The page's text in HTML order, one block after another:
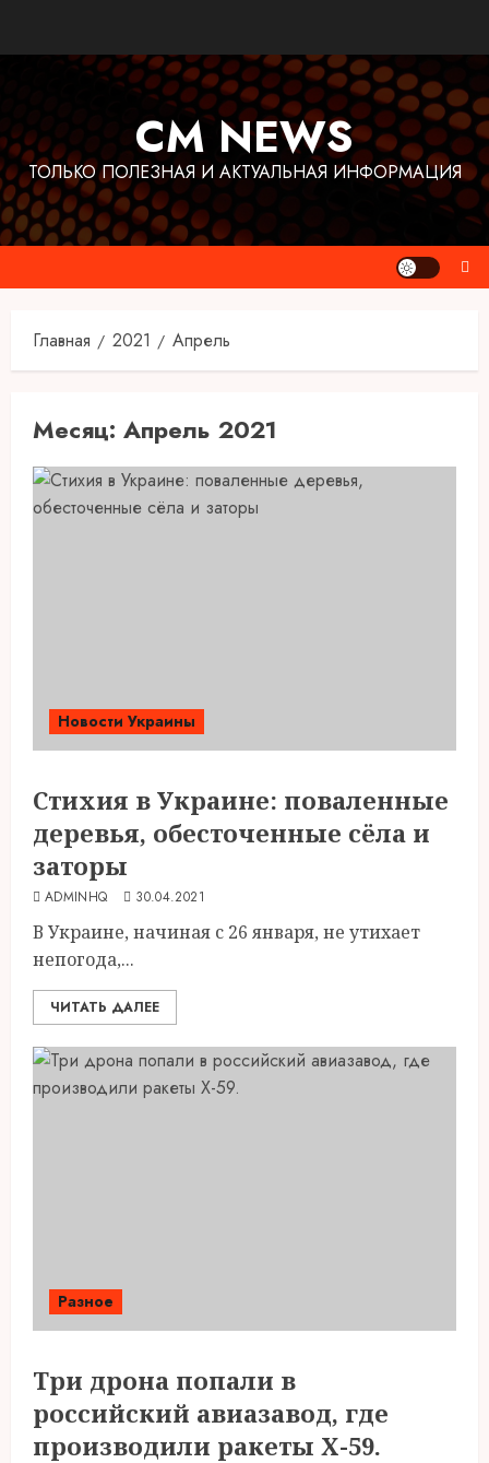
содержимому
CM NEWS
ТОЛЬКО ПОЛЕЗНАЯ И АКТУАЛЬНАЯ ИНФОРМАЦИЯ
Главная 2021 Апрель
Месяц: Апрель 2021
Новости Украины
Стихия в Украине: поваленные
деревья, обесточенные сёла и
заторы
ADMINHQ 30.04.2021
В Украине, начиная с 26 января, не утихает
непогода,...
ЧИТАТЬ ДАЛЕЕ
Разное
Три дрона попали в
российский авиазавод, где
производили ракеты Х-59.